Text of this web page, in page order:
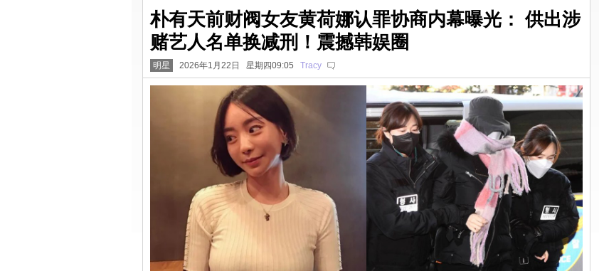
朴有天前财阀女友黄荷娜认罪协商内幕曝光： 供出涉
赌艺人名单换减刑！震撼韩娱圈
明星 2026年1月22日 星期四09:05 Tracy